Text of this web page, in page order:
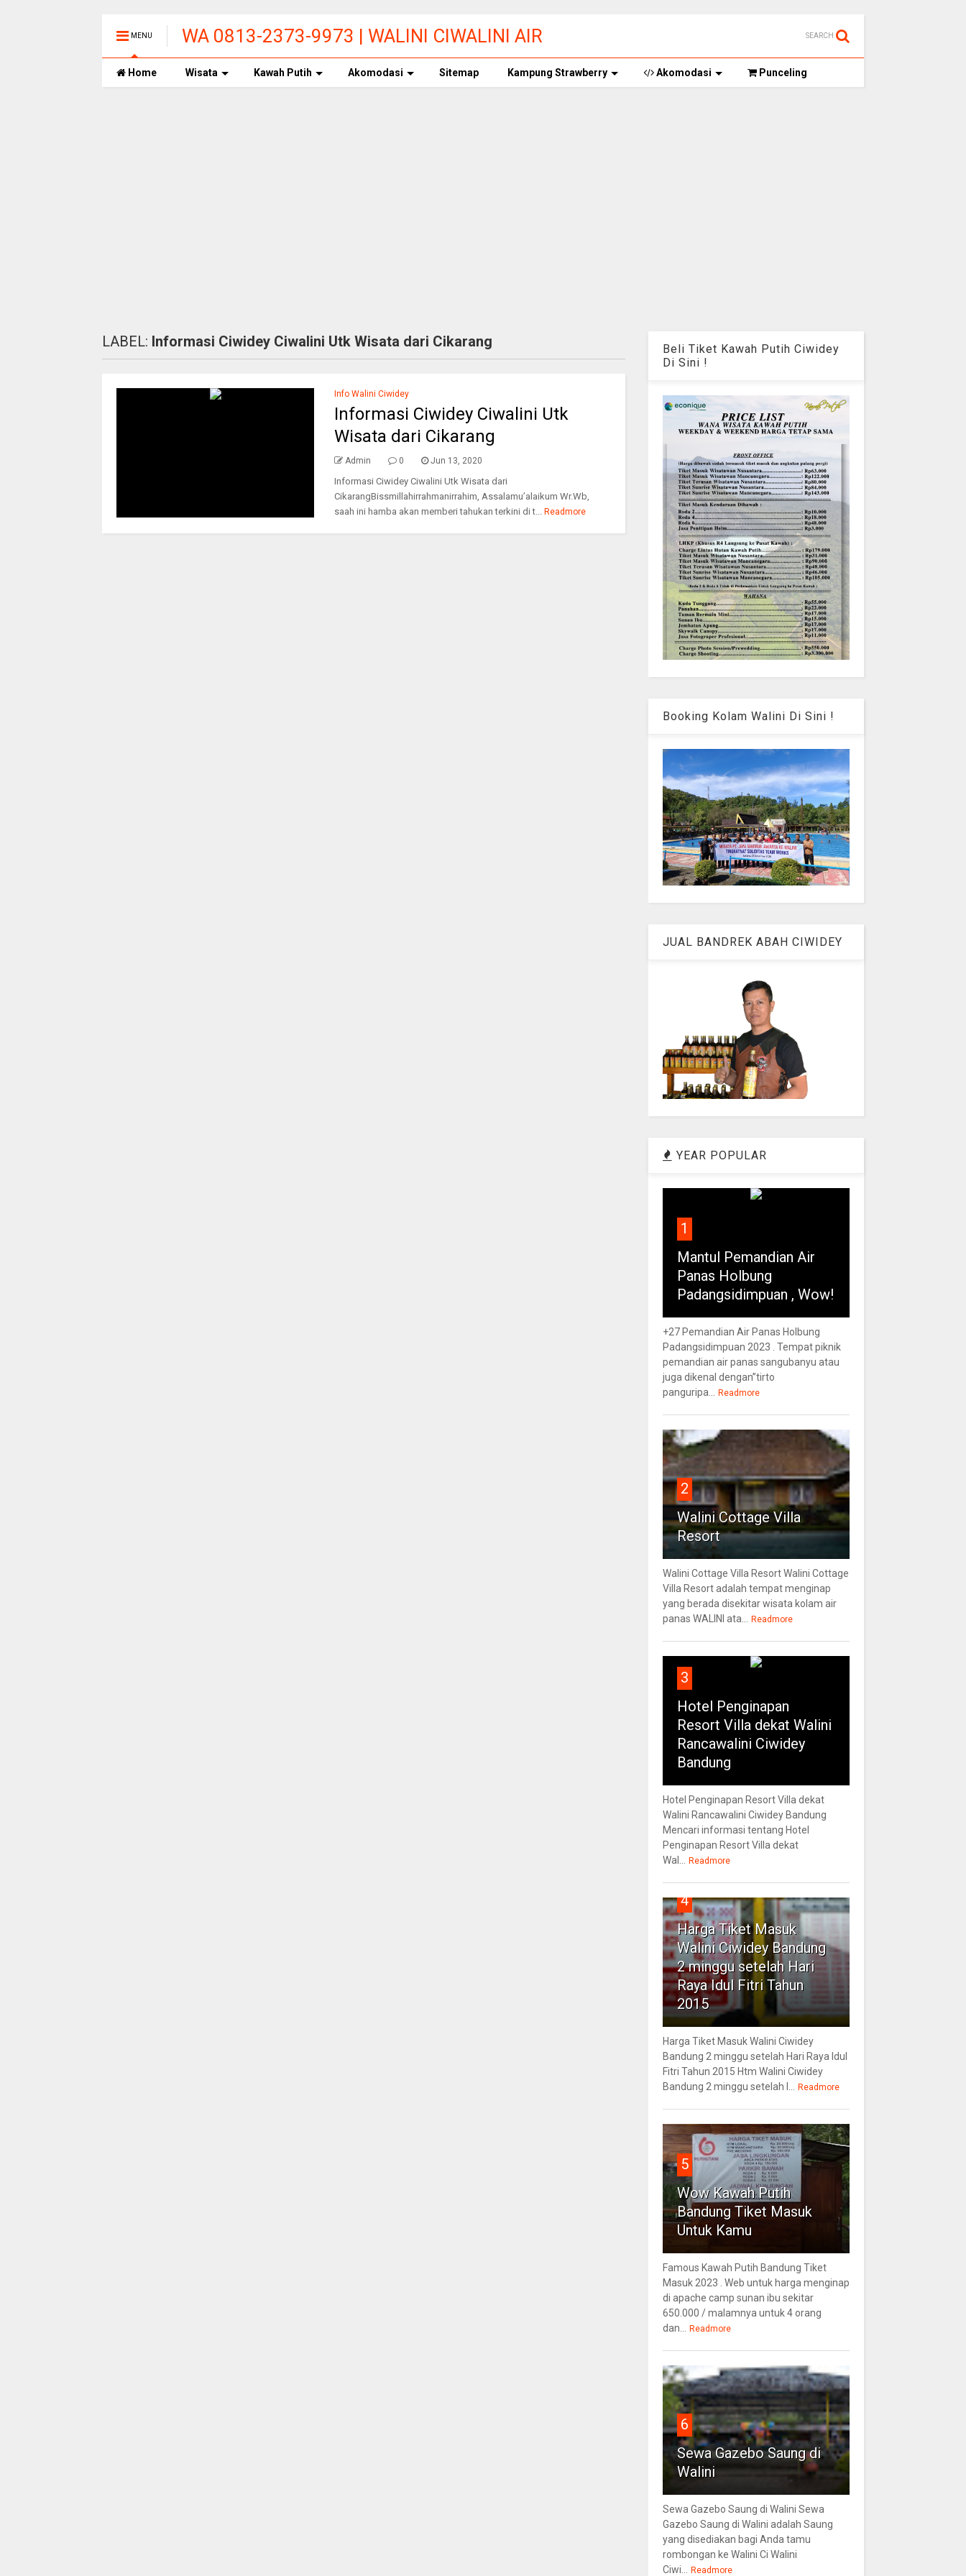
MENU
WA 0813-2373-9973 | WALINI CIWALINI AIR
PANAS ALAMI TERBERSIH CIWIDEY
BANDUNG
SEARCH
Home Wisata Kawah Putih Akomodasi Sitemap Kampung Strawberry Akomodasi Punceling
LABEL: Informasi Ciwidey Ciwalini Utk Wisata dari Cikarang
Info Walini Ciwidey
Informasi Ciwidey Ciwalini Utk
Wisata dari Cikarang
Admin 0 Jun 13, 2020
Informasi Ciwidey Ciwalini Utk Wisata dari
CikarangBissmillahirrahmanirrahim, Assalamu’alaikum Wr.Wb,
saah ini hamba akan memberi tahukan terkini di t... Readmore
Beli Tiket Kawah Putih Ciwidey
Di Sini !
Booking Kolam Walini Di Sini !
JUAL BANDREK ABAH CIWIDEY
YEAR POPULAR
1
Mantul Pemandian Air
Panas Holbung
Padangsidimpuan , Wow!
+27 Pemandian Air Panas Holbung
Padangsidimpuan 2023 . Tempat piknik
pemandian air panas sangubanyu atau
juga dikenal dengan”tirto
panguripa... Readmore
2
Walini Cottage Villa
Resort
Walini Cottage Villa Resort Walini Cottage
Villa Resort adalah tempat menginap
yang berada disekitar wisata kolam air
panas WALINI ata... Readmore
3
Hotel Penginapan
Resort Villa dekat Walini
Rancawalini Ciwidey
Bandung
Hotel Penginapan Resort Villa dekat
Walini Rancawalini Ciwidey Bandung
Mencari informasi tentang Hotel
Penginapan Resort Villa dekat
Wal... Readmore
4
Harga Tiket Masuk
Walini Ciwidey Bandung
2 minggu setelah Hari
Raya Idul Fitri Tahun
2015
Harga Tiket Masuk Walini Ciwidey
Bandung 2 minggu setelah Hari Raya Idul
Fitri Tahun 2015 Htm Walini Ciwidey
Bandung 2 minggu setelah l... Readmore
5
Wow Kawah Putih
Bandung Tiket Masuk
Untuk Kamu
Famous Kawah Putih Bandung Tiket
Masuk 2023 . Web untuk harga menginap
di apache camp sunan ibu sekitar
650.000 / malamnya untuk 4 orang
dan... Readmore
6
Sewa Gazebo Saung di
Walini
Sewa Gazebo Saung di Walini Sewa
Gazebo Saung di Walini adalah Saung
yang disediakan bagi Anda tamu
rombongan ke Walini Ci Walini
Ciwi... Readmore